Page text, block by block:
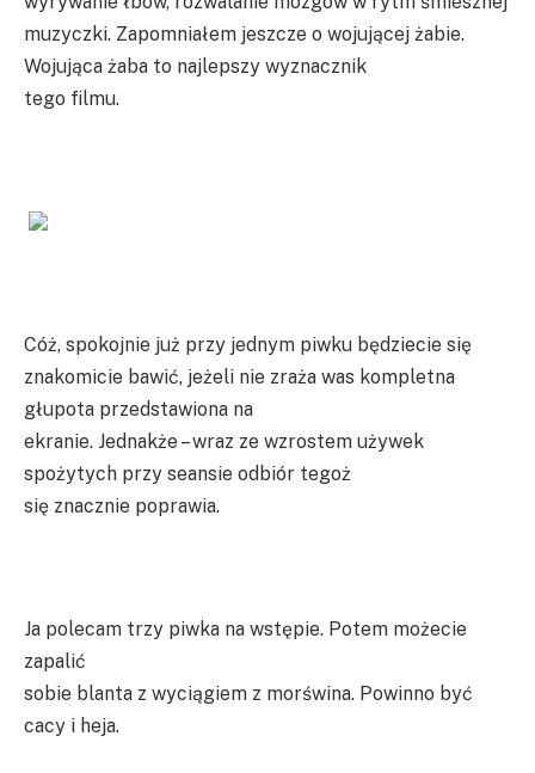
muzyczki. Zapomniałem jeszcze o wojującej żabie.
Wojująca żaba to najlepszy wyznacznik
tego filmu.
Cóż, spokojnie już przy jednym piwku będziecie się
znakomicie bawić, jeżeli nie zraża was kompletna
głupota przedstawiona na
ekranie. Jednakże – wraz ze wzrostem używek
spożytych przy seansie odbiór tegoż
się znacznie poprawia.
Ja polecam trzy piwka na wstępie. Potem możecie
zapalić
sobie blanta z wyciągiem z morświna. Powinno być
cacy i heja.